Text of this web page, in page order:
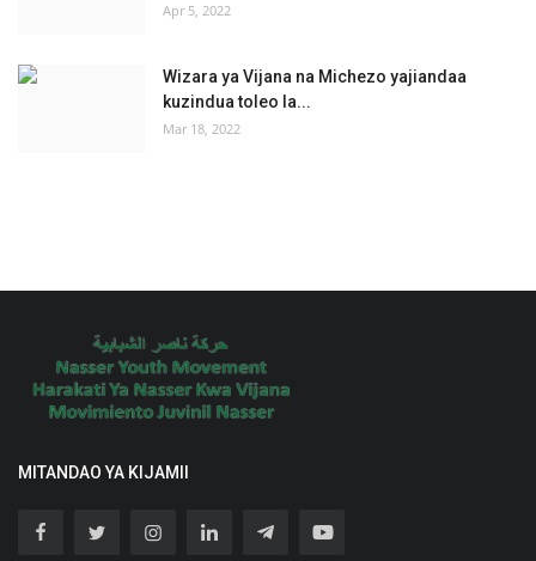
Apr 5, 2022
Wizara ya Vijana na Michezo yajiandaa
kuzindua toleo la...
Mar 18, 2022
MITANDAO YA KIJAMII